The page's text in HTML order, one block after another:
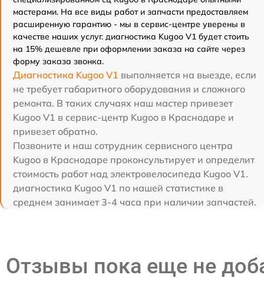
мастерами. На все виды работ и запчасти предоставляем
расширенную гарантию - мы в сервис-центре уверены в
качестве наших услуг. диагностика Kugoo V1 будет стоить
на 15% дешевле при оформлении заказа на сайте через
форму заказа звонка.
Диагностика Kugoo V1 выполняется на выезде, если
не требует габаритного оборудования и сложного
ремонта. В таких случаях наш мастер привезет
Kugoo V1 в сервис-центр Kugoo в Краснодаре и
привезет обратно.
Позвоните и наш сотрудник сервисного центра
Kugoo в Краснодаре проконсультирует и определит
стоимость работ над электровелосипеда Kugoo V1.
диагностика Kugoo V1 по нашей статистике в
среднем занимает 3-4 часа при наличии запчастей.
Отзывы пока еще не